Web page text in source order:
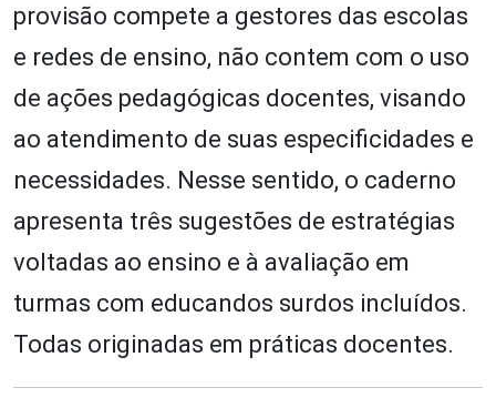
provisão compete a gestores das escolas
e redes de ensino, não contem com o uso
de ações pedagógicas docentes, visando
ao atendimento de suas especificidades e
necessidades. Nesse sentido, o caderno
apresenta três sugestões de estratégias
voltadas ao ensino e à avaliação em
turmas com educandos surdos incluídos.
Todas originadas em práticas docentes.